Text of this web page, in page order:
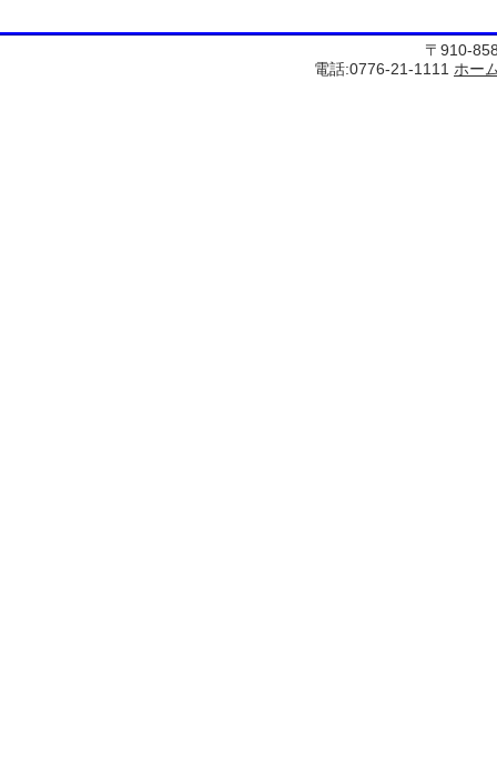
〒910-
電話:0776-21-1111 ホー